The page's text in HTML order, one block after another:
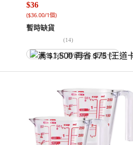
$36
($36.00/1個)
暫時缺貨
(14)
满 $1,500 再省 $75 (王道卡)